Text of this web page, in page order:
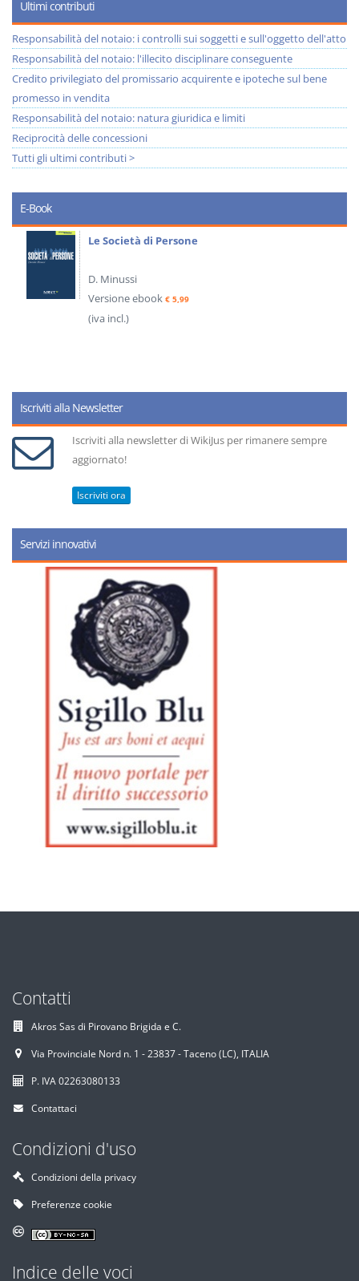
Ultimi contributi
Responsabilità del notaio: i controlli sui soggetti e sull'oggetto dell'atto
Responsabilità del notaio: l'illecito disciplinare conseguente
Credito privilegiato del promissario acquirente e ipoteche sul bene
promesso in vendita
Responsabilità del notaio: natura giuridica e limiti
Reciprocità delle concessioni
Tutti gli ultimi contributi >
E-Book
Le Società di Persone
D. Minussi
Versione ebook € 5,99
(iva incl.)
Iscriviti alla Newsletter
Iscriviti alla newsletter di WikiJus per rimanere sempre
aggiornato!
Iscriviti ora
Servizi innovativi
Contatti
Akros Sas di Pirovano Brigida e C.
Via Provinciale Nord n. 1 - 23837 - Taceno (LC), ITALIA
P. IVA 02263080133
Contattaci
Condizioni d'uso
Condizioni della privacy
Preferenze cookie
Indice delle voci